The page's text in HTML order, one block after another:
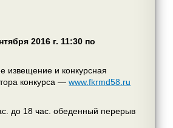
2016 г. 11:30 по
извещение и конкурсная
конкурса —www.fkrmd58.ru
до 18 час. обеденный перерыв